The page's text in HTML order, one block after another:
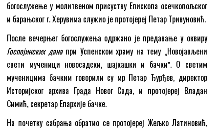
богослужење у молитвеном присуству Епископа осечкопољског
и барањског г. Херувима служио је протојереј Петар Тривуновић.
После вечерњег богослужења одржано је предавање у оквиру
Госпојинских данапри Успенском храму на тему „Новојављени
свети мученици новосадски, шајкашки и бачкиˮ. О светим
мученицима бачким говорили су мр Петар Ђурђев, директор
Историјског архива Града Новог Сада, и протојереј Владан
Симић, секретар Епархије бачке.
На почетку сабрања обратио се протојереј Жељко Латиновић,